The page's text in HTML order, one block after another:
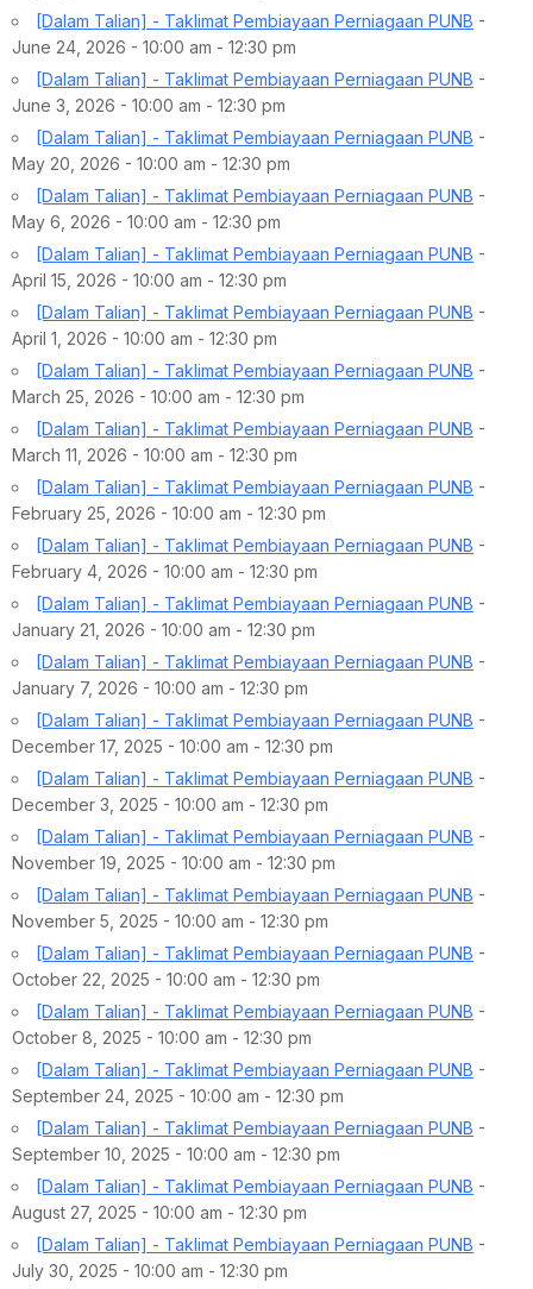
[Dalam Talian] - Taklimat Pembiayaan Perniagaan PUNB -
June 24, 2026 - 10:00 am - 12:30 pm
[Dalam Talian] - Taklimat Pembiayaan Perniagaan PUNB -
June 3, 2026 - 10:00 am - 12:30 pm
[Dalam Talian] - Taklimat Pembiayaan Perniagaan PUNB -
May 20, 2026 - 10:00 am - 12:30 pm
[Dalam Talian] - Taklimat Pembiayaan Perniagaan PUNB -
May 6, 2026 - 10:00 am - 12:30 pm
[Dalam Talian] - Taklimat Pembiayaan Perniagaan PUNB -
April 15, 2026 - 10:00 am - 12:30 pm
[Dalam Talian] - Taklimat Pembiayaan Perniagaan PUNB -
April 1, 2026 - 10:00 am - 12:30 pm
[Dalam Talian] - Taklimat Pembiayaan Perniagaan PUNB -
March 25, 2026 - 10:00 am - 12:30 pm
[Dalam Talian] - Taklimat Pembiayaan Perniagaan PUNB -
March 11, 2026 - 10:00 am - 12:30 pm
[Dalam Talian] - Taklimat Pembiayaan Perniagaan PUNB -
February 25, 2026 - 10:00 am - 12:30 pm
[Dalam Talian] - Taklimat Pembiayaan Perniagaan PUNB -
February 4, 2026 - 10:00 am - 12:30 pm
[Dalam Talian] - Taklimat Pembiayaan Perniagaan PUNB -
January 21, 2026 - 10:00 am - 12:30 pm
[Dalam Talian] - Taklimat Pembiayaan Perniagaan PUNB -
January 7, 2026 - 10:00 am - 12:30 pm
[Dalam Talian] - Taklimat Pembiayaan Perniagaan PUNB -
December 17, 2025 - 10:00 am - 12:30 pm
[Dalam Talian] - Taklimat Pembiayaan Perniagaan PUNB -
December 3, 2025 - 10:00 am - 12:30 pm
[Dalam Talian] - Taklimat Pembiayaan Perniagaan PUNB -
November 19, 2025 - 10:00 am - 12:30 pm
[Dalam Talian] - Taklimat Pembiayaan Perniagaan PUNB -
November 5, 2025 - 10:00 am - 12:30 pm
[Dalam Talian] - Taklimat Pembiayaan Perniagaan PUNB -
October 22, 2025 - 10:00 am - 12:30 pm
[Dalam Talian] - Taklimat Pembiayaan Perniagaan PUNB -
October 8, 2025 - 10:00 am - 12:30 pm
[Dalam Talian] - Taklimat Pembiayaan Perniagaan PUNB -
September 24, 2025 - 10:00 am - 12:30 pm
[Dalam Talian] - Taklimat Pembiayaan Perniagaan PUNB -
September 10, 2025 - 10:00 am - 12:30 pm
[Dalam Talian] - Taklimat Pembiayaan Perniagaan PUNB -
August 27, 2025 - 10:00 am - 12:30 pm
[Dalam Talian] - Taklimat Pembiayaan Perniagaan PUNB -
July 30, 2025 - 10:00 am - 12:30 pm